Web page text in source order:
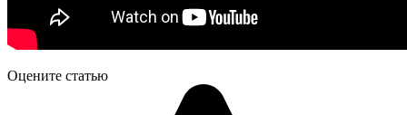
Оцените статью